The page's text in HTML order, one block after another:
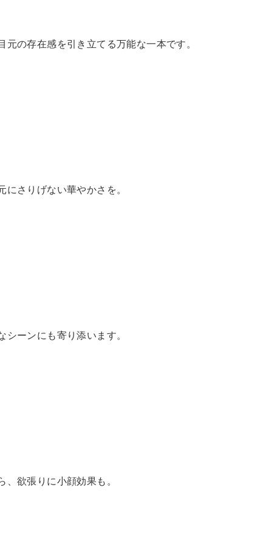
の存在感を引き立てる万能な一本です。
さりげない華やかさを。
ーンにも寄り添います。
欲張りに小顔効果も。